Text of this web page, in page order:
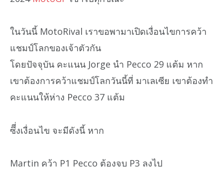
ในวันนี้ MotoRival เราขอพามาเปิดเงื่อนไขการคว้า
แชมป์โลกของเจ้าตัวกัน
โดยปัจจุบัน คะแนน Jorge นำ Pecco 29 แต้ม หาก
เขาต้องการคว้าแชมป์โลกวันนี้ที่ มาเลเซีย เขาต้องทำ
คะแนนให้ห่าง Pecco 37 แต้ม
ซึี่งเงื่อนไข จะมีดังนี้ หาก
Martin คว้า P1 Pecco ต้องจบ P3 ลงไป